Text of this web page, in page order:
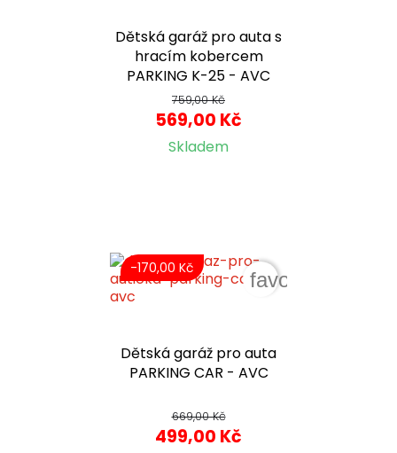
Dětská garáž pro auta s
hracím kobercem
PARKING K-25 - AVC
759,00 Kč
569,00 Kč
Skladem
Dětská garáž pro auta
PARKING CAR - AVC
669,00 Kč
499,00 Kč
-170,00 Kč
favorite_border